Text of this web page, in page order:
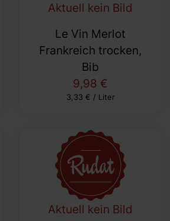
Aktuell kein Bild
Le Vin Merlot
Frankreich trocken,
Bib
9,98 €
3,33 € / Liter
Aktuell kein Bild